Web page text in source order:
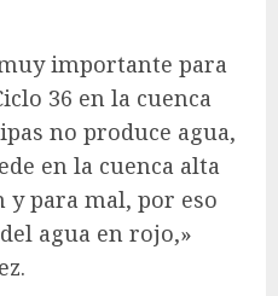
importante para
36 en la cuenca
no produce agua,
en la cuenca alta
y para mal, por eso
agua en rojo,»